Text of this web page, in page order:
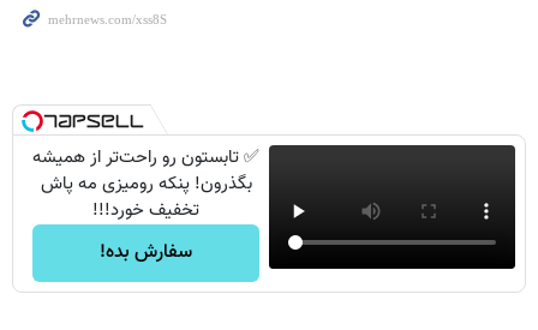
✅ تابستون رو راحت‌تر از همیشه
بگذرون! پنکه رومیزی مه پاش
تخفیف خورد!!!
سفارش بده!